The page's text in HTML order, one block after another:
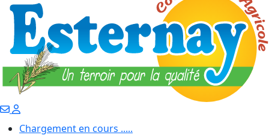
Chargement en cours .....